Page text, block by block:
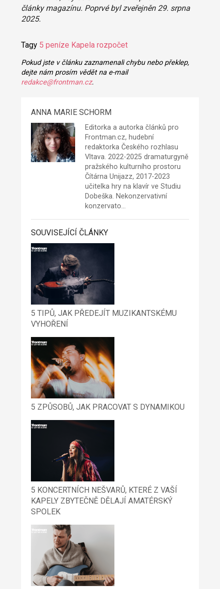
články magazínu. Poprvé byl zveřejněn 29. srpna
2025.
Tagy 5 peníze Kapela rozpočet
Pokud jste v článku zaznamenali chybu nebo překlep,
dejte nám prosím vědět na e-mail
redakce@frontman.cz.
ANNA MARIE SCHORM
Editorka a autorka článků pro
Frontman.cz, hudební
redaktorka Českého rozhlasu
Vltava. 2022-2025 dramaturgyně
pražského kulturního prostoru
Čítárna Unijazz, 2017-2023
učitelka hry na klavír ve Studiu
Dobeška. Nekonzervativní
konzervato…
SOUVISEJÍCÍ ČLÁNKY
5 TIPŮ, JAK PŘEDEJÍT MUZIKANTSKÉMU
VYHOŘENÍ
5 ZPŮSOBŮ, JAK PRACOVAT S DYNAMIKOU
5 KONCERTNÍCH NEŠVARŮ, KTERÉ Z VAŠÍ
KAPELY ZBYTEČNĚ DĚLAJÍ AMATÉRSKÝ
SPOLEK